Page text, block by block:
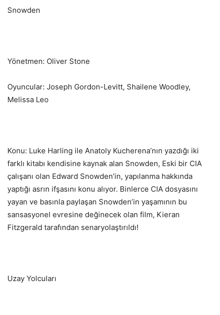
Snowden
Yönetmen: Oliver Stone
Oyuncular: Joseph Gordon-Levitt, Shailene Woodley,
Melissa Leo
Konu: Luke Harling ile Anatoly Kucherena’nın yazdığı iki
farklı kitabı kendisine kaynak alan Snowden, Eski bir CIA
çalışanı olan Edward Snowden’in, yapılanma hakkında
yaptığı asrın ifşasını konu alıyor. Binlerce CIA dosyasını
yayan ve basınla paylaşan Snowden’in yaşamının bu
sansasyonel evresine değinecek olan film, Kieran
Fitzgerald tarafından senaryolaştırıldı!
Uzay Yolcuları